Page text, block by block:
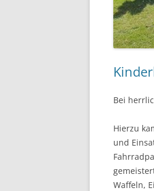
Bei
Hierzu
und
Waffeln,